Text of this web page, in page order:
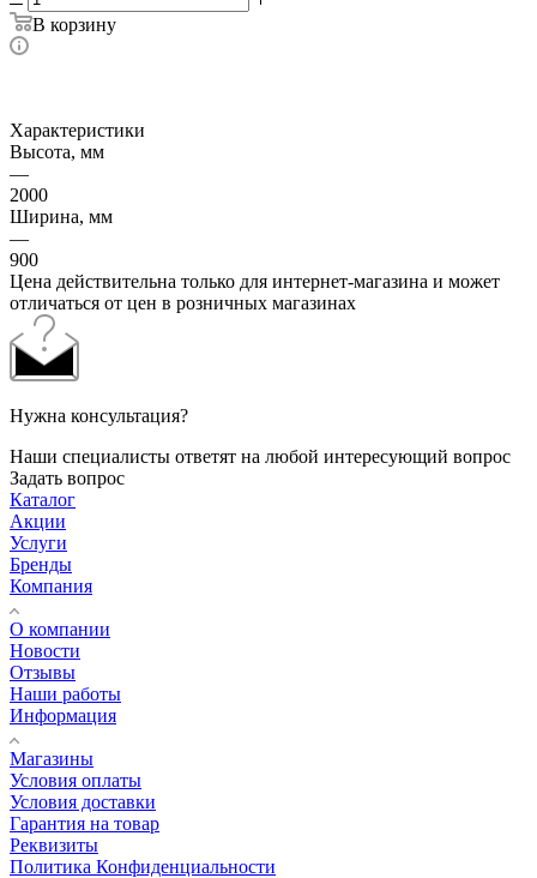
В корзину
Характеристики
Высота, мм
—
2000
Ширина, мм
—
900
Цена действительна только для интернет-магазина и может
отличаться от цен в розничных магазинах
Нужна консультация?
Наши специалисты ответят на любой интересующий вопрос
Задать вопрос
Каталог
Акции
Услуги
Бренды
Компания
О компании
Новости
Отзывы
Наши работы
Информация
Магазины
Условия оплаты
Условия доставки
Гарантия на товар
Реквизиты
Политика Конфиденциальности